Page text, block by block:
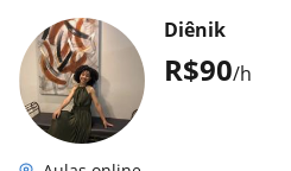
R$90/h
Diênik